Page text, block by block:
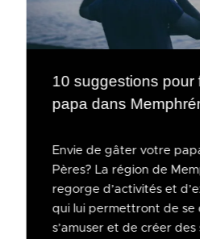
10 suggestions pour
papa dans
Envie de gâter votre
Pères? La région de
regorge d’activités et
qui lui permettront de se
s’amuser et de créer des